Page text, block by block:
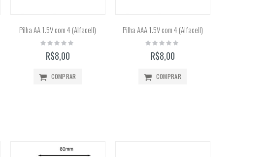
Pilha AA 1.5V com 4 (Alfacell)
Rating:
0%
R$8,00
COMPRAR
Pilha AAA 1.5V com 4 (Alfacell)
Rating:
0%
R$8,00
COMPRAR